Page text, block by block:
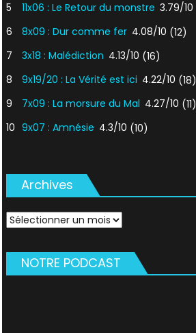
5
11x06 : Le Retour du monstre 3.79/10
6
8x09 : Dur comme fer 4.08/10 (12)
7
3x18 : Malédiction 4.13/10 (16)
8
9x19/20 : La Vérité est ici 4.22/10 (18)
9
7x09 : La morsure du Mal 4.27/10 (11)
10 9x07 : Amnésie 4.3/10 (10)
Archives
Archives
NOTRE PODCAST